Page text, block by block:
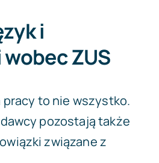
i
ZUS
pracy to nie wszystko.
pozostają także
związane z